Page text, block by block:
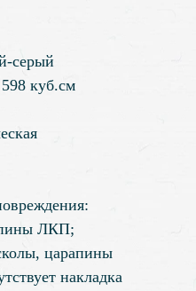
серый
куб.см
ЛКП;
царапины
накладка